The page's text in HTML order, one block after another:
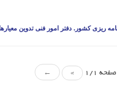
ریزی کشور. دفتر امور فنی تدوین
صفحه 1/1 »
←